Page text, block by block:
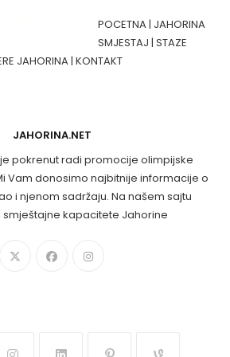
POCETNA| JAHORINA
SMJESTAJ |STAZE
JAHORINA|KONTAKT
JAHORINA.NET
pokrenut radi promocije olimpijske
Vam donosimo najbitnije informacije o
i njenom sadržaju. Na našem sajtu
kapacitete Jahorine